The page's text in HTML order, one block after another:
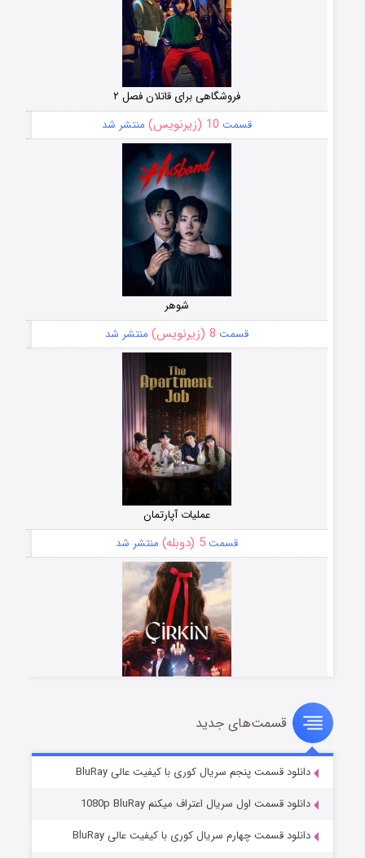
فروشگاهی برای قاتلان فصل ۲
قسمت 10 (زیرنویس) منتشر شد
شوهر
قسمت 8 (زیرنویس) منتشر شد
عملیات آپارتمان
قسمت5 (دوبله) منتشر شد
سریال زشت
قسمت2 (زیرنویس) منتشر شد
قسمت‌های جدید
دانلود قسمت پنجم سریال کوری با کیفیت عالی BluRay
دانلود قسمت اول سریال اعتراف میکنم 1080p BluRay
دانلود قسمت چهارم سریال کوری با کیفیت عالی BluRay